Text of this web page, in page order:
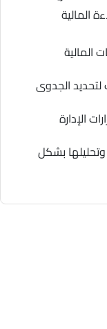
المالية
المالية
لتحديد الجدوى
الإدارة
وتحليلها بشكل